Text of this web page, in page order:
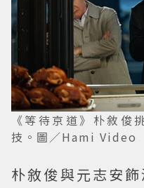
《等待京道》朴敘俊
技。圖／Hami Video
朴敘俊與元志安